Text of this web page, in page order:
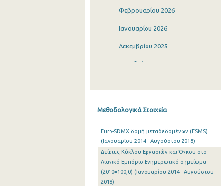
Φεβρουαρίου 2026
Ιανουαρίου 2026
Δεκεμβρίου 2025
Νοεμβρίου 2025
Ιουλίου 2025
Ιουνίου 2025
Μαΐου 2025
Μεθοδολογικά Στοιχεία
Euro-SDMX δομή μεταδεδομένων (ESMS)
(Ιανουαρίου 2014 - Αυγούστου 2018)
Δείκτες Κύκλου Εργασιών και Όγκου στο
Λιανικό Εμπόριο-Ενημερωτικό σημείωμα
(2010=100,0) (Ιανουαρίου 2014 - Αυγούστου
2018)